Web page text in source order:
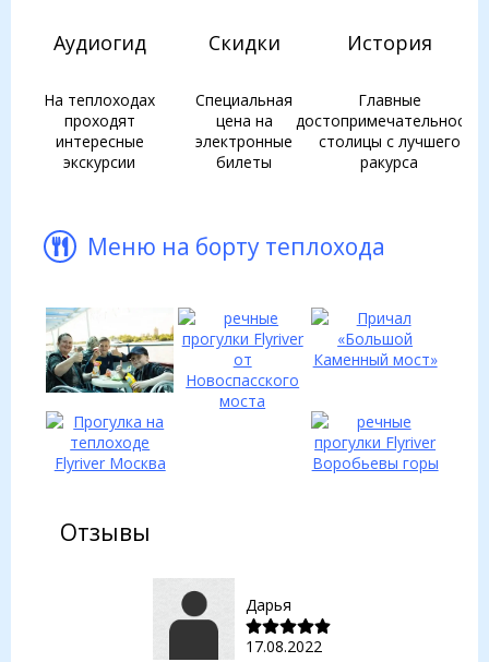
Аудиогид
На теплоходах
проходят
интересные
экскурсии
Скидки
Специальная
цена на
электронные
билеты
История
Главные
достопримечательности
столицы с лучшего
ракурса
Меню на борту теплохода
Отзывы
Дарья
17.08.2022